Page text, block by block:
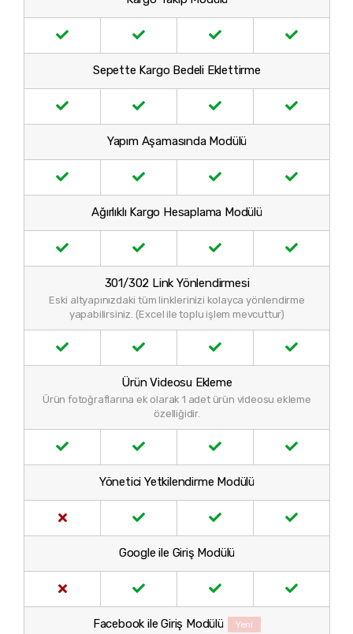
Sepette Kargo Bedeli Eklettirme
Yapım Aşamasında Modülü
Ağırlıklı Kargo Hesaplama Modülü
301/302 Link Yönlendirmesi
Eski altyapınızdaki tüm linklerinizi kolayca yönlendirme
yapabilirsiniz. (Excel ile toplu işlem mevcuttur)
Ürün Videosu Ekleme
Ürün fotoğraflarına ek olarak 1 adet ürün videosu ekleme
özelliğidir.
Yönetici Yetkilendirme Modülü
Google ile Giriş Modülü
Facebook ile Giriş Modülü Yeni